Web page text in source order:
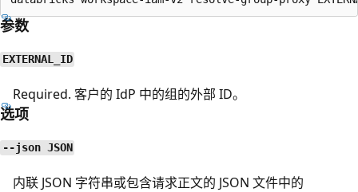
参数
EXTERNAL_ID
Required. 客户的 IdP 中的组的外部 ID。
选项
--json JSON
内联 JSON 字符串或包含请求正文的 JSON 文件中的